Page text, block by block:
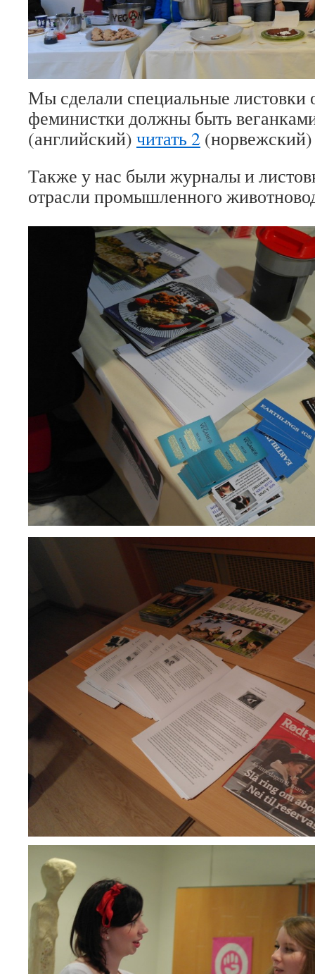
Мы сделали специальные листовки
феминистки должны быть
(английский) читать 2
Также у нас были журналы и
отрасли промышленного